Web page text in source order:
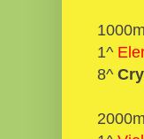
1000m
1^
8^
2000m